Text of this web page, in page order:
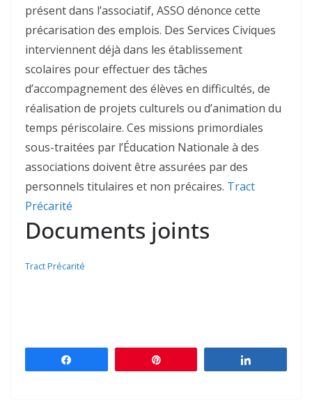
présent dans l’associatif, ASSO dénonce cette
précarisation des emplois. Des Services Civiques
interviennent déjà dans les établissement
scolaires pour effectuer des tâches
d’accompagnement des élèves en difficultés, de
réalisation de projets culturels ou d’animation du
temps périscolaire. Ces missions primordiales
sous-traitées par l’Éducation Nationale à des
associations doivent être assurées par des
personnels titulaires et non précaires. Tract
Précarité
Documents joints
Tract Précarité